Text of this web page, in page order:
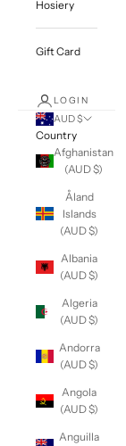
Hosiery
Gift Card
LOGIN
AUD $
Country
Afghanistan
(AUD $)
Åland
Islands
(AUD $)
Albania
(AUD $)
Algeria
(AUD $)
Andorra
(AUD $)
Angola
(AUD $)
Anguilla